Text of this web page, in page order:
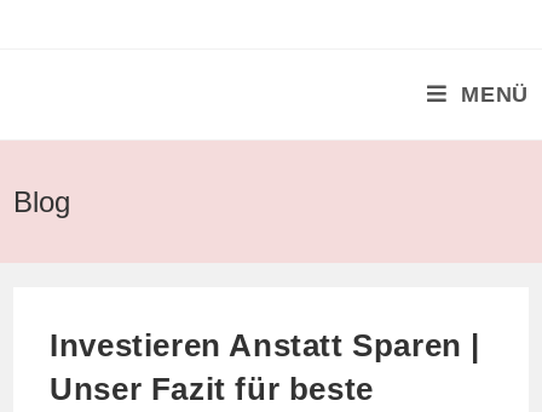
MENÜ
Blog
Investieren Anstatt Sparen |
Unser Fazit für beste